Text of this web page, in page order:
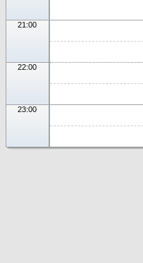
21:00
22:00
23:00